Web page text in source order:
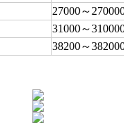
27000～
31000～
38200～